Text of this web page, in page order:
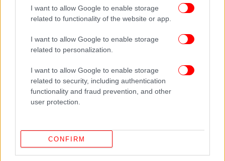
I want to allow Google to enable storage
related to functionality of the website or app.
I want to allow Google to enable storage
related to personalization.
I want to allow Google to enable storage
related to security, including authentication
functionality and fraud prevention, and other
user protection.
CONFIRM
2025 ήρθε στη ζωή ο γιος τους, ολοκληρώνοντας
την ευτυχία τους.
ΟΛΕΣ ΟΙ ΕΙΔΗΣΕΙΣ
Λαχτάρισαν ο Παύλος ντε Γκρες και η Μαρί Σαντάλ:
Τραυματίστηκε σοβαρά ο γιος τους Οδυσσέας στο κεφάλι
-Το συγκινητικό μήνυμα
Ελένη Μενεγάκη: Ετοιμάζεται το εστιατόριο του γιου
καλοκαίρι
Οκτώ κινηματογραφικές πρεμιέρες: Η Άν Χάθαγουεϊ
ποπ σταρ και η ταινία που κέρδισε Μεγάλο βραβείο στις